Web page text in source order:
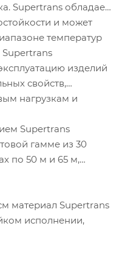
Supertrans обладает
и может
температур
изделий
свойств,
нагрузкам и
Supertrans
гамме из 30
по 50 м и 65 м,
материал Supertrans
исполнении,